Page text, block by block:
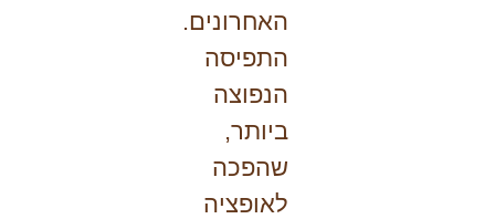
האחרונים.
התפיסה
הנפוצה
ביותר,
שהפכה
לאופציה